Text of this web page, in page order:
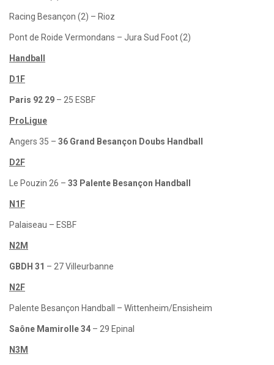
Racing Besançon (2) – Rioz
Pont de Roide Vermondans – Jura Sud Foot (2)
Handball
D1F
Paris 92 29 – 25 ESBF
ProLigue
Angers 35 – 36 Grand Besançon Doubs Handball
D2F
Le Pouzin 26 – 33 Palente Besançon Handball
N1F
Palaiseau – ESBF
N2M
GBDH 31 – 27 Villeurbanne
N2F
Palente Besançon Handball – Wittenheim/Ensisheim
Saône Mamirolle 34 – 29 Epinal
N3M